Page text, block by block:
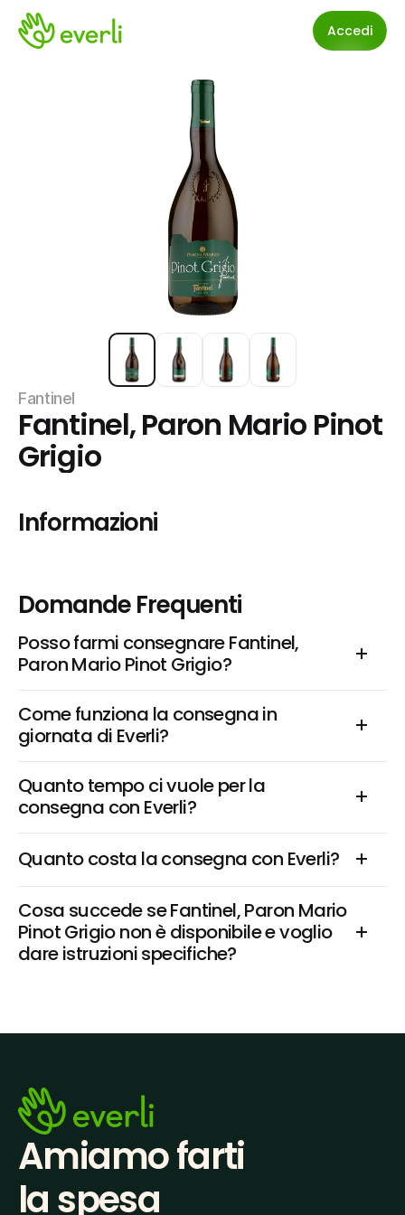
Accedi
Fantinel
Fantinel, Paron Mario Pinot
Grigio
Informazioni
Domande Frequenti
Posso farmi consegnare Fantinel,
Paron Mario Pinot Grigio?
Come funziona la consegna in
giornata di Everli?
Quanto tempo ci vuole per la
consegna con Everli?
Quanto costa la consegna con Everli?
Cosa succede se Fantinel, Paron Mario
Pinot Grigio non è disponibile e voglio
dare istruzioni specifiche?
Amiamo farti
la spesa